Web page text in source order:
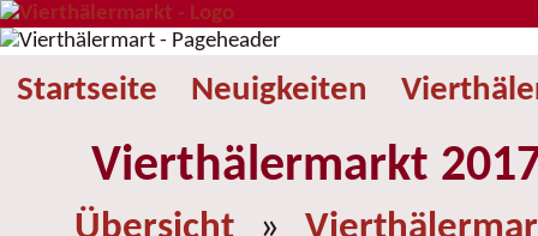
Startseite Neuigkeiten
Vierthälermarkt